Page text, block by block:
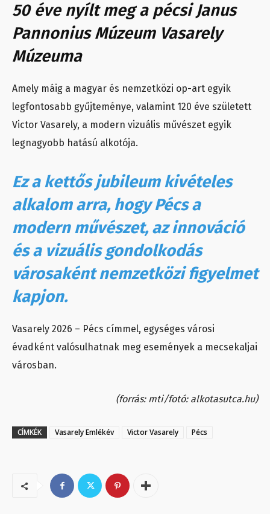
50 éve nyílt meg a pécsi Janus
Pannonius Múzeum Vasarely
Múzeuma
Amely máig a magyar és nemzetközi op-art egyik
legfontosabb gyűjteménye, valamint 120 éve született
Victor Vasarely, a modern vizuális művészet egyik
legnagyobb hatású alkotója.
Ez a kettős jubileum kivételes
alkalom arra, hogy Pécs a
modern művészet, az innováció
és a vizuális gondolkodás
városaként nemzetközi figyelmet
kapjon.
Vasarely 2026 – Pécs címmel, egységes városi
évadként valósulhatnak meg események a mecsekaljai
városban.
(forrás: mti/fotó: alkotasutca.hu)
CÍMKÉK Vasarely Emlékév Victor Vasarely Pécs